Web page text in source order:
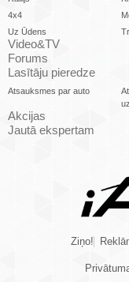
4x4
Uz Ūdens
Video&TV
Forums
Lasītāju pieredze
Atsauksmes par auto
Akcijas
Jautā ekspertam
Ziņo!